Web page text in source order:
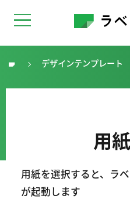
トップ デザインテンプレート
用
用紙を選択すると、ラ
が起動します